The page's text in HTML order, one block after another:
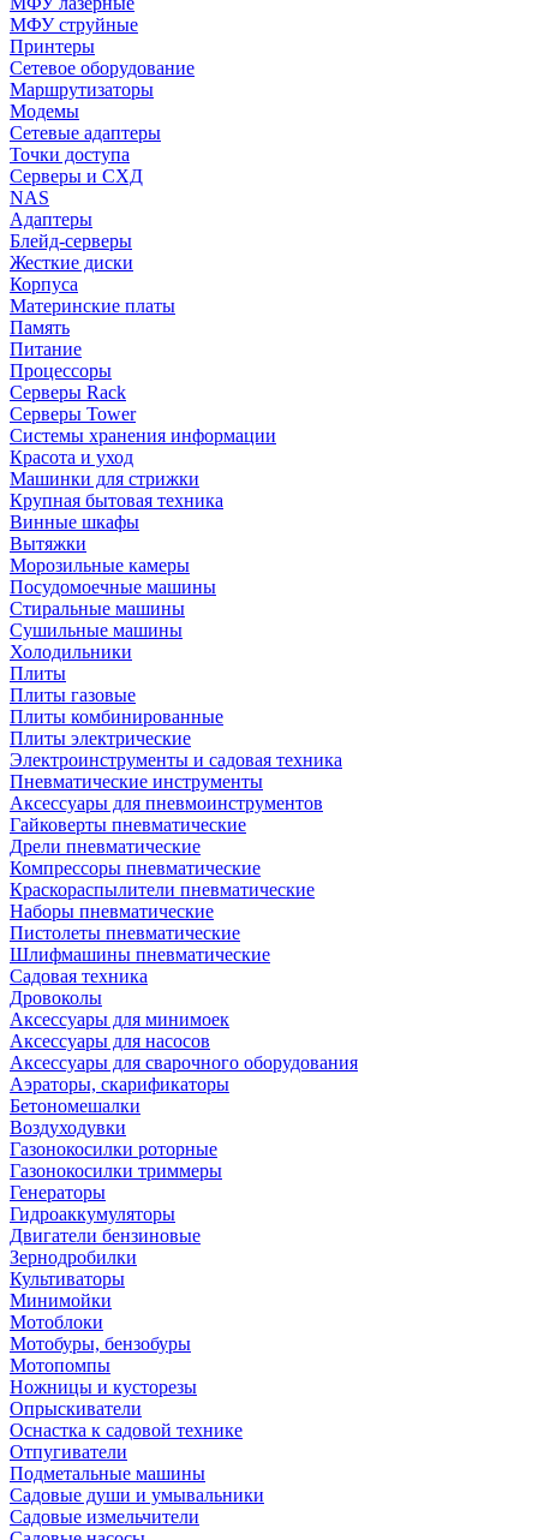
МФУ струйные
Принтеры
Сетевое оборудование
Маршрутизаторы
Модемы
Сетевые адаптеры
Точки доступа
Серверы и СХД
NAS
Адаптеры
Блейд-серверы
Жесткие диски
Корпуса
Материнские платы
Память
Питание
Процессоры
Серверы Rack
Серверы Tower
Системы хранения информации
Красота и уход
Машинки для стрижки
Крупная бытовая техника
Винные шкафы
Вытяжки
Морозильные камеры
Посудомоечные машины
Стиральные машины
Сушильные машины
Холодильники
Плиты
Плиты газовые
Плиты комбинированные
Плиты электрические
Электроинструменты и садовая техника
Пневматические инструменты
Аксессуары для пневмоинструментов
Гайковерты пневматические
Дрели пневматические
Компрессоры пневматические
Краскораспылители пневматические
Наборы пневматические
Пистолеты пневматические
Шлифмашины пневматические
Садовая техника
Дровоколы
Аксессуары для минимоек
Аксессуары для насосов
Аксессуары для сварочного оборудования
Аэраторы, скарификаторы
Бетономешалки
Воздуходувки
Газонокосилки роторные
Газонокосилки триммеры
Генераторы
Гидроаккумуляторы
Двигатели бензиновые
Зернодробилки
Культиваторы
Минимойки
Мотоблоки
Мотобуры, бензобуры
Мотопомпы
Ножницы и кусторезы
Опрыскиватели
Оснастка к садовой технике
Отпугиватели
Подметальные машины
Садовые души и умывальники
Садовые измельчители